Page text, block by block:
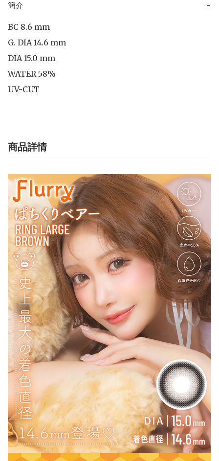
簡介 −
BC 8.6 mm
G. DIA 14.6 mm
DIA 15.0 mm
WATER 58%
UV-CUT
商品詳情